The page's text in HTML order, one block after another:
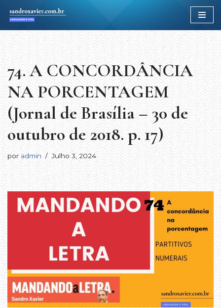
para
o
conteúdo
74. A CONCORDÂNCIA
NA PORCENTAGEM
(Jornal de Brasília – 30 de
outubro de 2018. p. 17)
poradmin Julho 3, 2024